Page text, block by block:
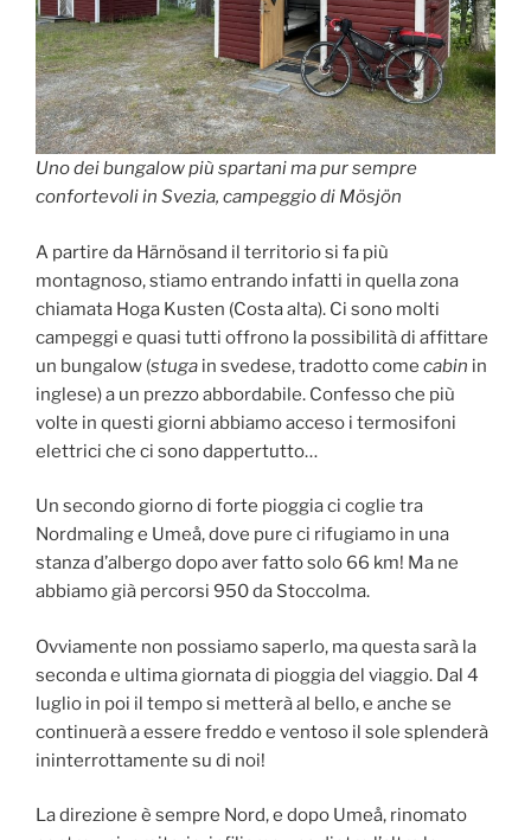
Uno dei bungalow più spartani ma pur sempre
confortevoli in Svezia, campeggio di Mösjön
A partire da Härnösand il territorio si fa più
montagnoso, stiamo entrando infatti in quella zona
chiamata Hoga Kusten (Costa alta). Ci sono molti
campeggi e quasi tutti offrono la possibilità di affittare
un bungalow (stuga in svedese, tradotto come cabin in
inglese) a un prezzo abbordabile. Confesso che più
volte in questi giorni abbiamo acceso i termosifoni
elettrici che ci sono dappertutto…
Un secondo giorno di forte pioggia ci coglie tra
Nordmaling e Umeå, dove pure ci rifugiamo in una
stanza d’albergo dopo aver fatto solo 66 km! Ma ne
abbiamo già percorsi 950 da Stoccolma.
Ovviamente non possiamo saperlo, ma questa sarà la
seconda e ultima giornata di pioggia del viaggio. Dal 4
luglio in poi il tempo si metterà al bello, e anche se
continuerà a essere freddo e ventoso il sole splenderà
ininterrottamente su di noi!
La direzione è sempre Nord, e dopo Umeå, rinomato